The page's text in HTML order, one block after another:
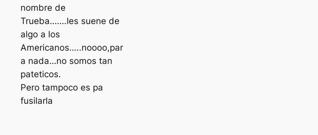
nombre de
Trueba…….les suene de
algo a los
Americanos…..noooo,par
a nada…no somos tan
pateticos.
Pero tampoco es pa
fusilarla